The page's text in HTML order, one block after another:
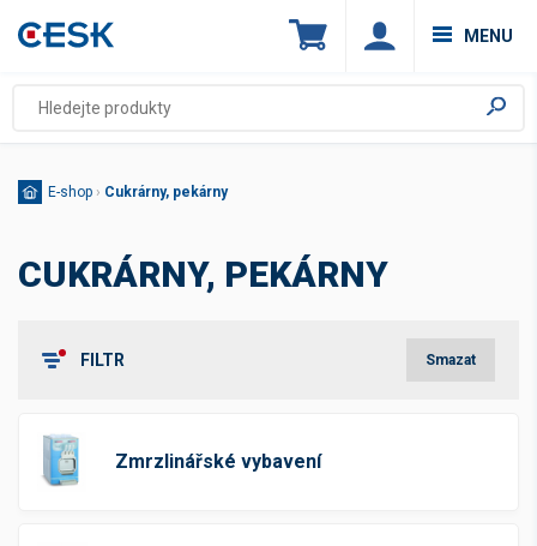
MENU
E-shop › Cukrárny, pekárny
CUKRÁRNY, PEKÁRNY
FILTR Smazat
NovinkaZmrzlinářské vybavení